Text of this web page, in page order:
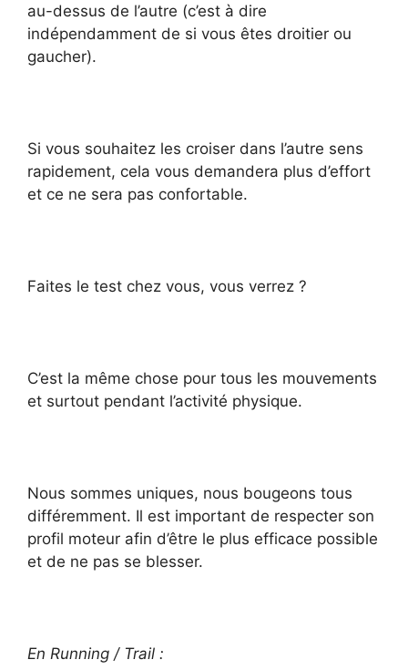
au-dessus de l’autre (c’est à dire
indépendamment de si vous êtes droitier ou
gaucher).
Si vous souhaitez les croiser dans l’autre sens
rapidement, cela vous demandera plus d’effort
et ce ne sera pas confortable.
Faites le test chez vous, vous verrez ?
C’est la même chose pour tous les mouvements
et surtout pendant l’activité physique.
Nous sommes uniques, nous bougeons tous
différemment. Il est important de respecter son
profil moteur afin d’être le plus efficace possible
et de ne pas se blesser.
En Running / Trail :